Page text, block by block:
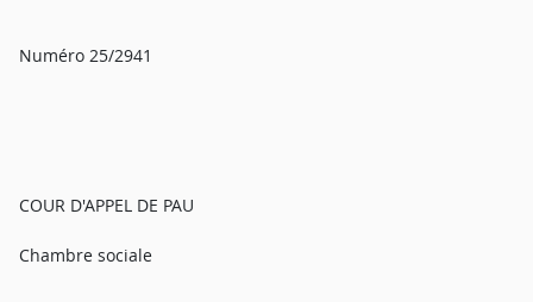
Numéro 25/2941
COUR D'APPEL DE PAU
Chambre sociale